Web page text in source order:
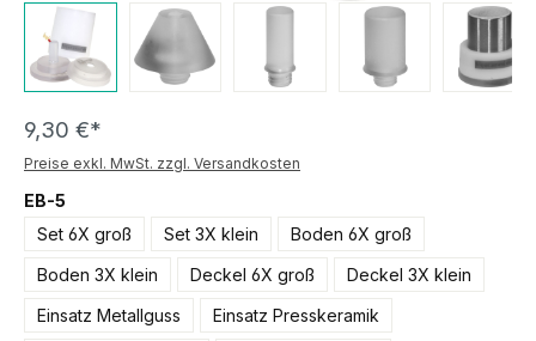
9,30 €*
Preise exkl. MwSt. zzgl. Versandkosten
EB-5
Set 6X groß
Set 3X klein
Boden 6X groß
Boden 3X klein
Deckel 6X groß
Deckel 3X klein
Einsatz Metallguss
Einsatz Presskeramik